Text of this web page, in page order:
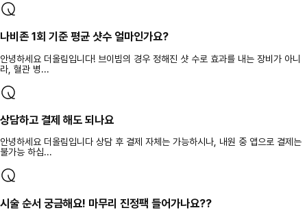
나비존 1회 기준 평균 샷수 얼마인가요?
안녕하세요 더올림입니다! 브이빔의 경우 정해진 샷 수로 효과를 내는 장비가 아니
라, 혈관 병...
상담하고 결제 해도 되나요
안녕하세요 더올림입니다 상담 후 결제 자체는 가능하시나, 내원 중 앱으로 결제는
불가능 하십...
시술 순서 궁금해요! 마무리 진정팩 들어가나요??